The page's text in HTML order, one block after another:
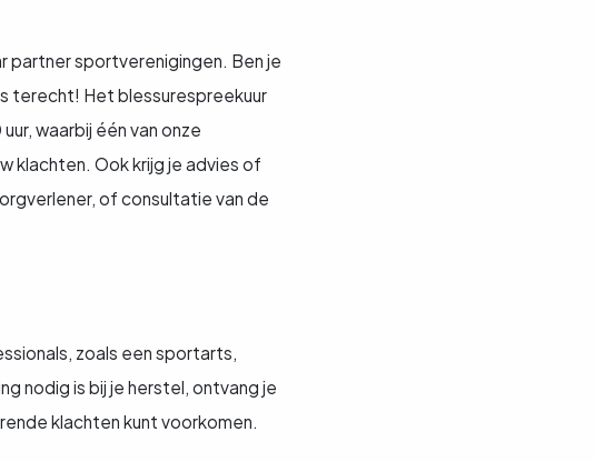
partner sportverenigingen. Ben je
terecht! Het blessurespreekuur
waarbij één van onze
klachten. Ook krijg je advies of
of consultatie van de
zoals een sportarts,
nodig is bij je herstel, ontvang je
klachten kunt voorkomen.